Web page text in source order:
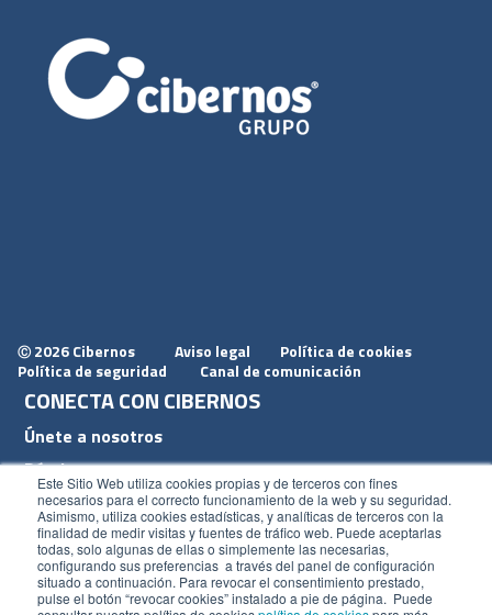
Este Sitio Web utiliza cookies propias y de terceros con fines
necesarios para el correcto funcionamiento de la web y su seguridad.
Asimismo, utiliza cookies estadísticas, y analíticas de terceros con la
finalidad de medir visitas y fuentes de tráfico web. Puede aceptarlas
todas, solo algunas de ellas o simplemente las necesarias,
configurando sus preferencias a través del panel de configuración
situado a continuación. Para revocar el consentimiento prestado,
pulse el botón “revocar cookies” instalado a pie de página. Puede
Ⓒ 2026 Cibernos Aviso legal
Política de cookies
Política de seguridad
Canal de comunicación
CONECTA CON CIBERNOS
Únete a nosotros
Dónde estamos
Conoce nuestro blog